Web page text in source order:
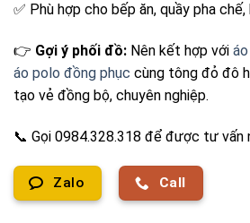
✅ Phù hợp cho bếp ăn, quầy pha chế,
👉 Gợi ý phối đồ: Nên kết hợp với
áo polo đồng phục cùng tông đỏ đô
tạo vẻ đồng bộ, chuyên nghiệp.
📞 Gọi 0984.328.318 để được tư vấn
Zalo Call